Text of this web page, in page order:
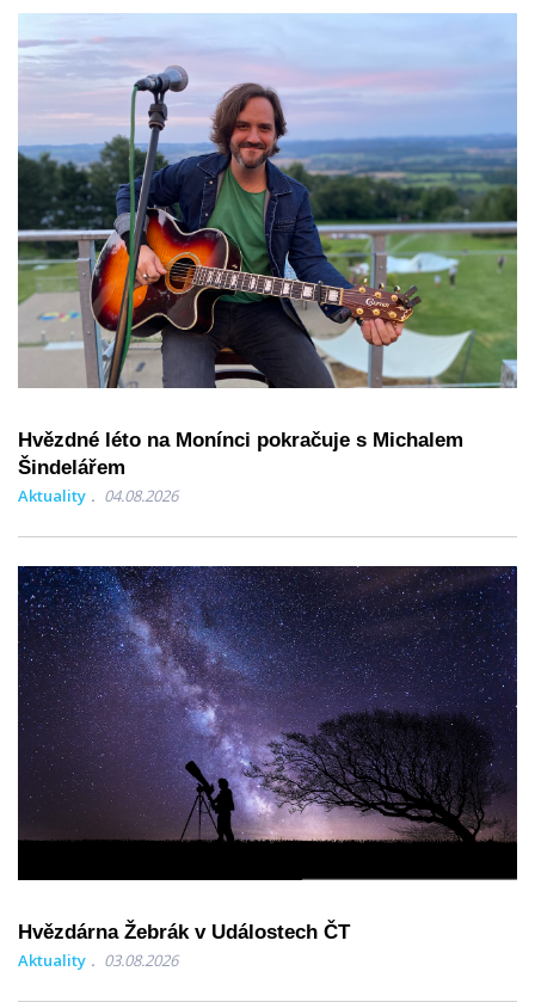
Hvězdné léto na Monínci pokračuje s Michalem
Šindelářem
Aktuality 04.08.2026
Hvězdárna Žebrák v Událostech ČT
Aktuality 03.08.2026